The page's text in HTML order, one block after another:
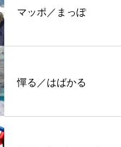
マッポ／まっぽ
憚る／はばかる